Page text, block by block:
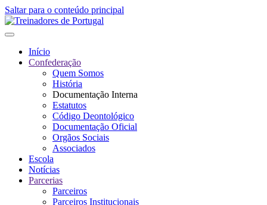
Saltar para o conteúdo principal
Início
Confederação
Quem Somos
História
Documentação Interna
Estatutos
Código Deontológico
Documentação Oficial
Orgãos Sociais
Associados
Escola
Notícias
Parcerias
Parceiros
Parceiros Institucionais